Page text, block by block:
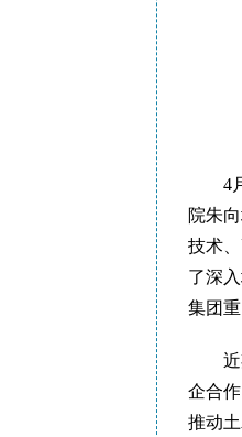
4
院朱
技术
了深
集团
企合
推动